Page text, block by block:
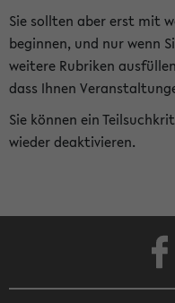
Sie sollten aber erst mit
beginnen, und nur wenn
weitere Rubriken
dass Ihnen
Sie können ein
wieder deaktivieren.